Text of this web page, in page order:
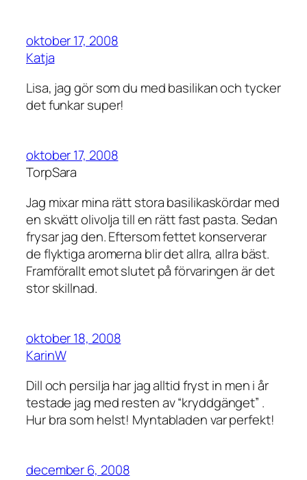
oktober 17, 2008
Katja
Lisa, jag gör som du med basilikan och tycker
det funkar super!
oktober 17, 2008
TorpSara
Jag mixar mina rätt stora basilikaskördar med
en skvätt olivolja till en rätt fast pasta. Sedan
frysar jag den. Eftersom fettet konserverar
de flyktiga aromerna blir det allra, allra bäst.
Framförallt emot slutet på förvaringen är det
stor skillnad.
oktober 18, 2008
KarinW
Dill och persilja har jag alltid fryst in men i år
testade jag med resten av “kryddgänget” .
Hur bra som helst! Myntabladen var perfekt!
december 6, 2008